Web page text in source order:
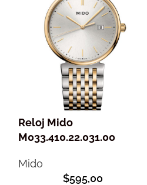
Reloj Mido
M033.410.22.031.00
Mido
$595,00